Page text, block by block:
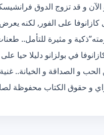
الآن و قد تزوج الدوق
على الفور, لكنه
و مثيرة للتأمل..
في بولزانو دليلا حيا على
و الصداقة و الخيانة..